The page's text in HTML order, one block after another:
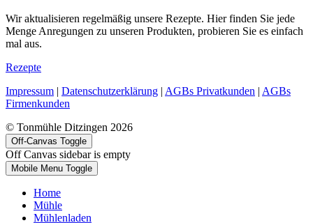
Wir aktualisieren regelmäßig unsere Rezepte. Hier finden Sie jede
Menge Anregungen zu unseren Produkten, probieren Sie es einfach
mal aus.
Rezepte
Impressum | Datenschutzerklärung | AGBs Privatkunden | AGBs
Firmenkunden
© Tonmühle Ditzingen 2026
Off-Canvas Toggle
Off Canvas sidebar is empty
Mobile Menu Toggle
Home
Mühle
Mühlenladen